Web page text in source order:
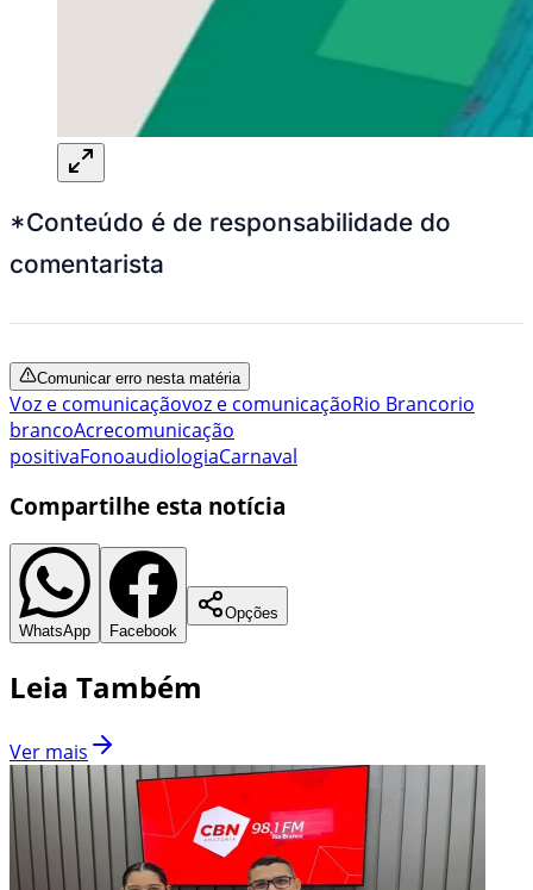
*Conteúdo é de responsabilidade do
comentarista
Comunicar erro nesta matéria
Voz e comunicaçãovoz e comunicaçãoRio Brancorio
brancoAcrecomunicação
positivaFonoaudiologiaCarnaval
Compartilhe esta notícia
WhatsApp Facebook
Opções
Leia Também
Ver mais